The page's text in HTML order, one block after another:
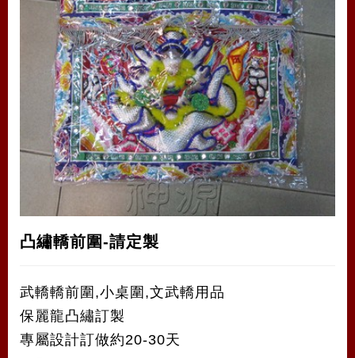
凸繡轎前圍-請定製
武轎轎前圍,小桌圍,文武轎用品
保麗龍凸繡訂製
專屬設計訂做約20-30天